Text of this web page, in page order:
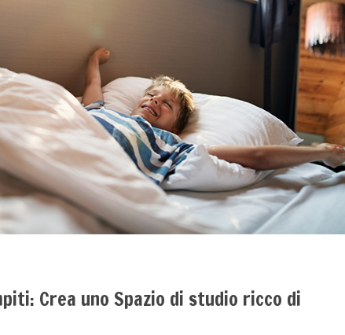
Crea uno Spazio di studio ricco di